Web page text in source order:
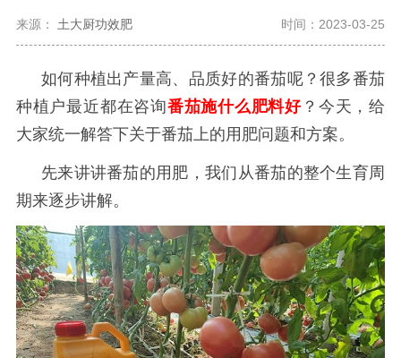
来源： 土大厨功效肥 时间：2023-03-25
如何种植出产量高、品质好的番茄呢？很多番茄
种植户最近都在咨询番茄施什么肥料好 ？今天，给
大家统一解答下关于番茄上的用肥问题和方案。
先来讲讲番茄的用肥，我们从番茄的整个生育周
期来逐步讲解。